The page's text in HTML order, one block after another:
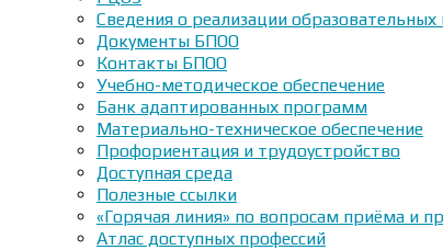
Сведения о реализации
Документы БПОО
Контакты БПОО
Учебно-методическое обеспечение
Банк адаптированных программ
Материально-техническое обеспечение
Профориентация и трудоустройство
Доступная среда
Полезные ссылки
«Горячая линия» по вопросам приёма и
Атлас доступных профессий